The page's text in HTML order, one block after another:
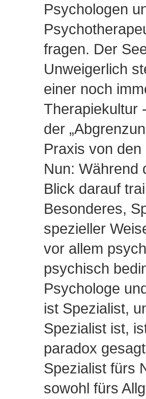
Psychologen
fragen. Der
Unweigerlich
einer noch
Therapiekultur
der
Praxis von
Nun: Während
Blick darauf
Besonderes,
spezieller
vor allem
psychisch
Psychologe
ist Spezialist,
Spezialist ist,
paradox
Spezialist fürs
sowohl fürs